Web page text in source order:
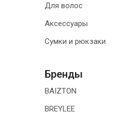
ТОВАРЫ ДЛЯ
Для волос
Аксессуары
Сумки и рюкзаки
Бренды
BAIZTON
BREYLEE